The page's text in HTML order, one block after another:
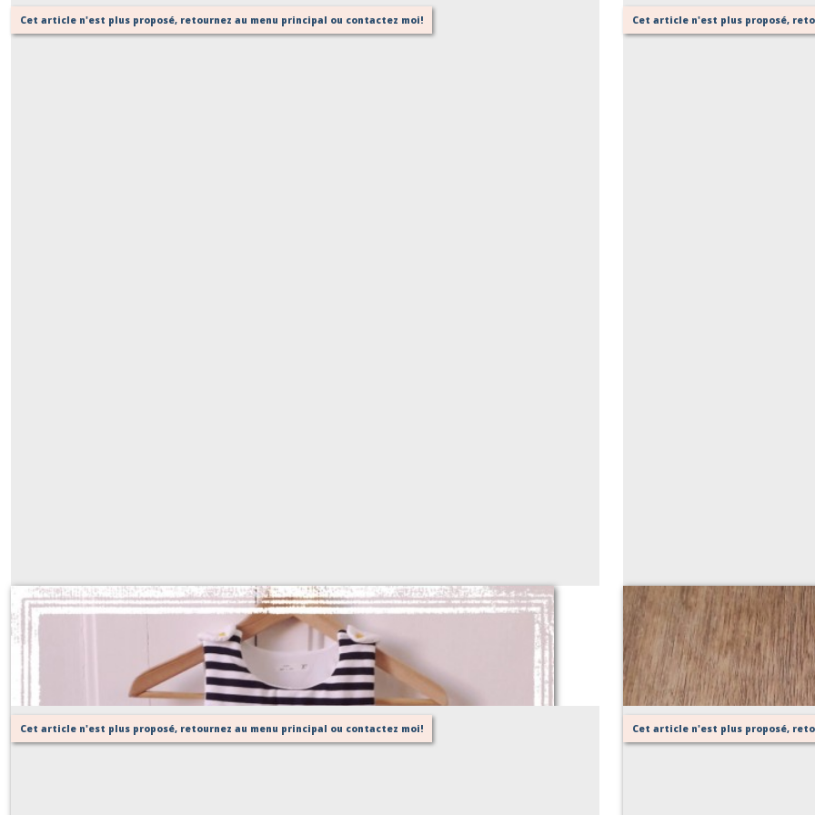
Cet article n'est plus proposé, retournez au menu principal ou contactez moi!
turbulette thème MARIN
Sur demande
Cet article n'est plus proposé,
Cet article n'est plus proposé, retournez au menu principal ou contactez moi! Cet article n'est plus proposé,